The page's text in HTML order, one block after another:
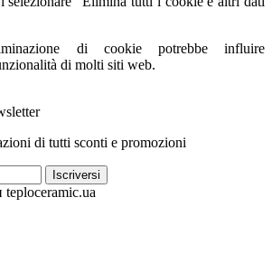
di cookie potrebbe influire
di molti siti web.
di tutti sconti e promozioni